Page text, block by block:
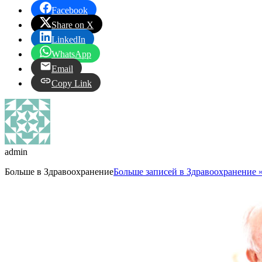
Facebook
Share on X
LinkedIn
WhatsApp
Email
Copy Link
admin
Больше в ЗдравоохранениеБольше записей в Здравоохранение